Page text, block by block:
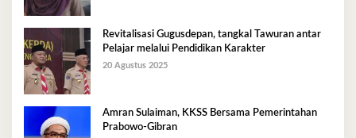
Revitalisasi Gugusdepan, tangkal Tawuran antar
Pelajar melalui Pendidikan Karakter
20 Agustus 2025
Amran Sulaiman, KKSS Bersama Pemerintahan
Prabowo-Gibran